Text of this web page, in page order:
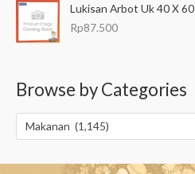
Lukisan Arbot Uk 40 X 60
Rp87.500
Browse by Categories
Makanan (1,145)